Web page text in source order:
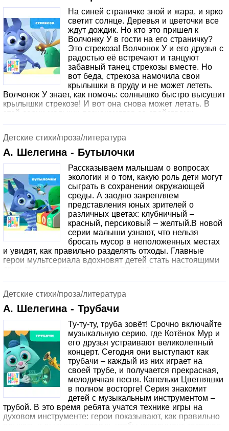
Оказывается, вокруг так много интересного! За весёлой
игрой дорога пролетает незаметно, и приходит время
прощаться с друзьями. Но не стоит грустить, ведь
совсем скоро мы увидимся снова! Серия учит малышей,
как вести себя в долгом путешествии и как важно
соблюдать правила безопасности – все герои
пристегнуты ремнями и спокойно сидят на своих местах.
Игра друзей помогает запомнить основные
геометрические формы и подсказывает родителям, как
развлечь детей в дороге и не только.
На синей страничке зной и жара, и ярко
светит солнце. Деревья и цветочки все
ждут дождик. Но кто это пришел к
Волчонку У в гости на его страничку?
Это стрекоза! Волчонок У и его друзья с
радостью её встречают и танцуют
забавный танец стрекозы вместе. Но
вот беда, стрекоза намочила свои
крылышки в пруду и не может лететь.
Волчонок У знает, как помочь: солнышко быстро высушит
крылышки стрекозе! И вот она снова может летать. В
этой серии малыши познакомятся со свойствами
Детские стихи/проза/литература
А. Шелегина - Бутылочки
Рассказываем малышам о вопросах
экологии и о том, какую роль дети могут
сыграть в сохранении окружающей
среды. А заодно закрепляем
представления юных зрителей о
различных цветах: клубничный –
красный, персиковый – желтый.В новой
серии малыши узнают, что нельзя
бросать мусор в неположенных местах
и увидят, как правильно разделять отходы. Главные
герои мультсериала вдохновят детей стать настоящими
Детские стихи/проза/литература
А. Шелегина - Трубачи
Ту-ту-ту, труба зовёт! Срочно включайте
музыкальную серию, где Котёнок Мур и
его друзья устраивают великолепный
концерт. Сегодня они выступают как
трубачи – каждый из них играет на
своей трубе, и получается прекрасная,
мелодичная песня. Капельки Цветняшки
в полном восторге! Серия знакомит
детей с музыкальным инструментом –
трубой. В это время ребята учатся технике игры на
духовом инструменте: герои показывают, как правильно
вдыхать и выдыхать воздух, чтобы инструмент зазвучал.